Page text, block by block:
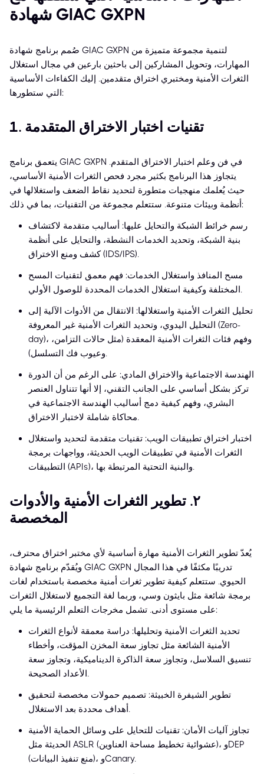
شهادة GIAC GXPN
صُمم برنامج شهادة GIAC GXPN لتنمية مجموعة متميزة من
المهارات، وتحويل المشاركين إلى باحثين بارعين في مجال استغلال
الثغرات الأمنية ومختبري اختراق متقدمين. إليك الكفاءات الأساسية
التي ستطورها:
1. تقنيات اختبار الاختراق المتقدمة
يتعمق برنامج GIAC GXPN في فن وعلم اختبار الاختراق المتقدم.
يتجاوز هذا البرنامج بكثير مجرد فحص الثغرات الأمنية الأساسي،
حيث يُعلمك منهجيات متطورة لتحديد نقاط الضعف واستغلالها في
أنظمة وبيئات متنوعة. ستتعلم مجموعة من التقنيات، بما في ذلك:
رسم خرائط الشبكة والتحايل عليها: أساليب متقدمة لاكتشاف
بنية الشبكة، وتحديد الخدمات النشطة، والتحايل على أنظمة
كشف ومنع الاختراق (IDS/IPS).
مسح المنافذ واستغلال الخدمات: فهم معمق لتقنيات المسح
المختلفة وكيفية استغلال الخدمات المحددة للوصول الأولي.
تحليل الثغرات الأمنية واستغلالها: الانتقال من الأدوات الآلية إلى
التحليل اليدوي، وتحديد الثغرات الأمنية غير المعروفة (Zero-
day)، وفهم فئات الثغرات الأمنية المعقدة (مثل حالات التزامن،
وعيوب فك التسلسل).
الهندسة الاجتماعية والاختراق المادي: على الرغم من أن الدورة
تركز بشكل أساسي على الجانب التقني، إلا أنها تتناول العنصر
البشري، وفهم كيفية دمج أساليب الهندسة الاجتماعية في
محاكاة شاملة لاختبار الاختراق.
اختبار اختراق تطبيقات الويب: تقنيات متقدمة لتحديد واستغلال
الثغرات الأمنية في تطبيقات الويب الحديثة، وواجهات برمجة
التطبيقات (APIs)، والبنية التحتية المرتبطة بها.
٢. تطوير الثغرات الأمنية والأدوات
المخصصة
يُعدّ تطوير الثغرات الأمنية مهارة أساسية لأي مختبر اختراق محترف،
ويُقدّم برنامج شهادة GIAC GXPN تدريبًا مكثفًا في هذا المجال
الحيوي. ستتعلم كيفية تطوير ثغرات أمنية مخصصة باستخدام لغات
برمجة شائعة مثل بايثون وسي، وربما لغة التجميع لاستغلال الثغرات
على مستوى أدنى. تشمل مخرجات التعلم الرئيسية ما يلي:
تحديد الثغرات الأمنية وتحليلها: دراسة معمقة لأنواع الثغرات
الأمنية الشائعة مثل تجاوز سعة المخزن المؤقت، وأخطاء
تنسيق السلاسل، وتجاوز سعة الذاكرة الديناميكية، وتجاوز سعة
الأعداد الصحيحة.
تطوير الشيفرة الخبيثة: تصميم حمولات مخصصة لتحقيق
أهداف محددة بعد الاستغلال.
تجاوز آليات الأمان: تقنيات للتحايل على وسائل الحماية الأمنية
الحديثة مثل ASLR (عشوائية تخطيط مساحة العناوين)، وDEP
(منع تنفيذ البيانات)، وCanary.